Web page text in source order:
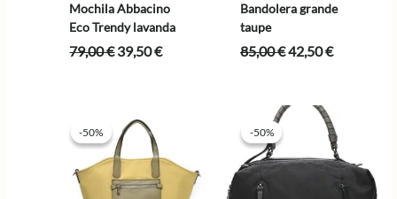
Mochila Abbacino
Eco Trendy lavanda
79,00€El
79,00 €.
39,50€El
Bandolera grande
taupe
85,00€El
era:
85,00 €.
42,50€El
42,50 €.
-50%
-50% -50%
-50%